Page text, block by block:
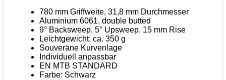
780 mm Griffweite, 31,8 mm Durchmesser
Aluminium 6061, double butted
9° Backsweep, 5° Upsweep, 15 mm Rise
Leichtgewicht: ca. 350 g
Souveräne Kurvenlage
Individuell anpassbar
EN MTB STANDARD
Farbe: Schwarz